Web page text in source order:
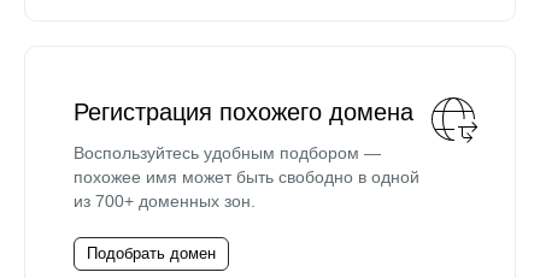
Регистрация похожего домена
Воспользуйтесь удобным подбором —
похожее имя может быть свободно в одной
из 700+ доменных зон.
Подобрать домен